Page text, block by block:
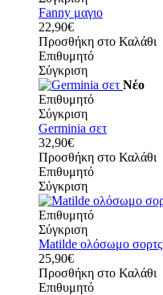
Fanny μαγιο
22,90€
Προσθήκη στο Καλάθι
Επιθυμητό
Σύγκριση
Νέο
Επιθυμητό
Σύγκριση
Germinia σετ
32,90€
Προσθήκη στο Καλάθι
Επιθυμητό
Σύγκριση
Επιθυμητό
Σύγκριση
Matilde ολόσωμο σορτς
25,90€
Προσθήκη στο Καλάθι
Επιθυμητό